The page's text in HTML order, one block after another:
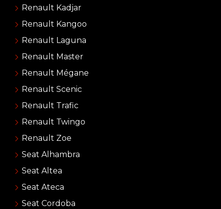
Renault Kadjar
Renault Kangoo
Renault Laguna
Renault Master
Renault Mégane
Renault Scenic
Renault Trafic
Renault Twingo
Renault Zoe
Seat Alhambra
Seat Altea
Seat Ateca
Seat Cordoba